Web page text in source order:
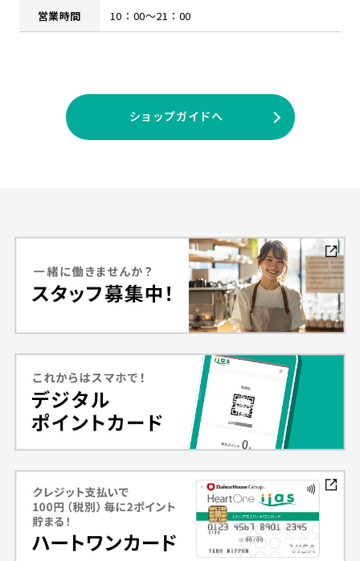
営業時間 10：00～21：00
ショップガイドへ